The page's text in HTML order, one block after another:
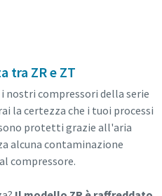
di trasporto pneumatico più
tra ZR e ZT
nostri compressori della serie
la certezza che i tuoi processi
protetti grazie all'aria
alcuna contaminazione
compressore.